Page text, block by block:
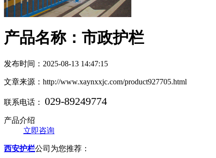
产品名称：市政护栏
发布时间：2025-08-13 14:47:15
文章来源：http://www.xaynxxjc.com/product927705.html
联系电话： 029-89249774
产品介绍
立即咨询
西安护栏公司为您推荐：